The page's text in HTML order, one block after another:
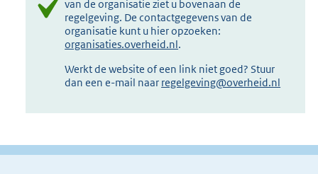
van de organisatie ziet u bovenaan de
regelgeving. De contactgegevens van de
organisatie kunt u hier opzoeken:
organisaties.overheid.nl.
Werkt de website of een link niet goed? Stuur
dan een e-mail naar regelgeving@overheid.nl